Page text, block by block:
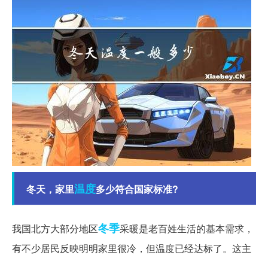
冬天，家里温度多少符合国家标准?
我国北方大部分地区冬季采暖是老百姓生活的基本需求，
有不少居民反映明明家里很冷，但温度已经达标了。这主